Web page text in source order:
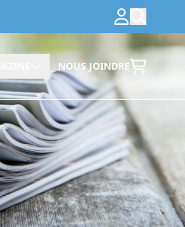
NOUS JOINDRE